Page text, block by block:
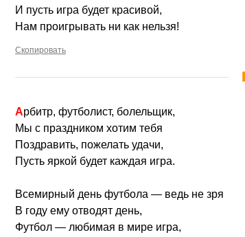
И пусть игра будет красивой,
Нам проигрывать ни как нельзя!
Скопировать
Арбитр, футболист, болельщик,
Мы с праздником хотим тебя
Поздравить, пожелать удачи,
Пусть яркой будет каждая игра.
Всемирный день футбола — ведь не зря
В году ему отводят день,
Футбол — любимая в мире игра,